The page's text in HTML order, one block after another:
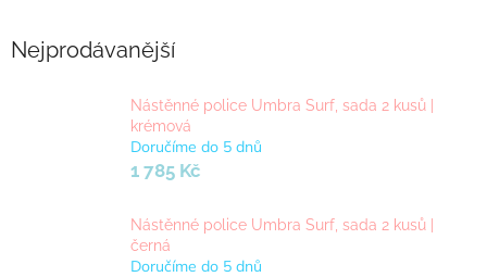
Nejprodávanější
Nástěnné police Umbra Surf, sada 2 kusů |
krémová
Doručíme do 5 dnů
1 785 Kč
Nástěnné police Umbra Surf, sada 2 kusů |
černá
Doručíme do 5 dnů